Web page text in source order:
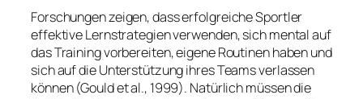
Forschungen zeigen, dass erfolgreiche Sportler
effektive Lernstrategien verwenden, sich mental auf
das Training vorbereiten, eigene Routinen haben und
sich auf die Unterstützung ihres Teams verlassen
können (Gould et al., 1999). Natürlich müssen die